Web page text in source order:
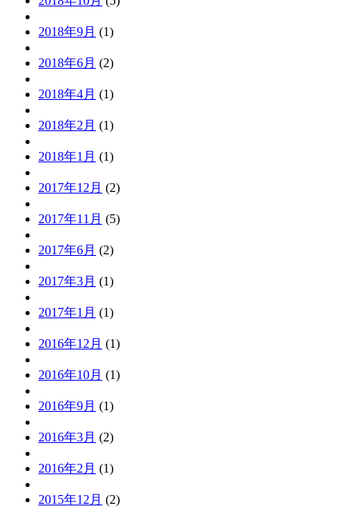
2018年9月 (1)
2018年6月 (2)
2018年4月 (1)
2018年2月 (1)
2018年1月 (1)
2017年12月 (2)
2017年11月 (5)
2017年6月 (2)
2017年3月 (1)
2017年1月 (1)
2016年12月 (1)
2016年10月 (1)
2016年9月 (1)
2016年3月 (2)
2016年2月 (1)
2015年12月 (2)